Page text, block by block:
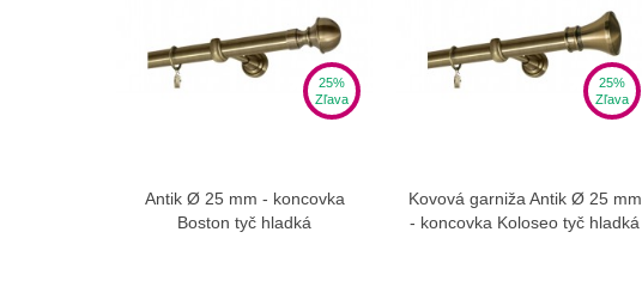
25%
Zľava
Zobraziť viac
Antik Ø 25 mm - koncovka
Boston tyč hladká
25%
Zľava
Zobraziť viac
Kovová garniža Antik Ø 25 mm
- koncovka Koloseo tyč hladká